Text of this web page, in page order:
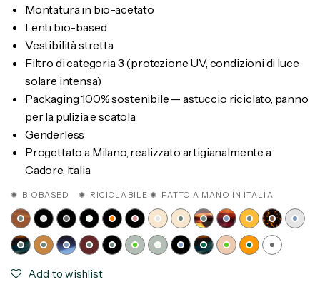
Montatura in bio-acetato
Lenti bio-based
Vestibilità stretta
Filtro di categoria 3 (protezione UV, condizioni di luce
solare intensa)
Packaging 100% sostenibile — astuccio riciclato, panno
per la pulizia e scatola
Genderless
Progettato a Milano, realizzato artigianalmente a
Cadore, Italia
✺ BIOBASED ✺ RICICLABILE ✺ FATTO A MANO IN ITALIA
Add to wishlist